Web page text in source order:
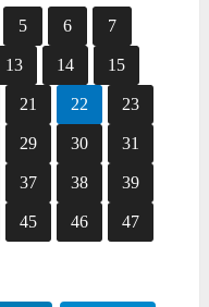
5 6 7
13 14 15
21 22 23
29 30 31
37 38 39
45 46 47